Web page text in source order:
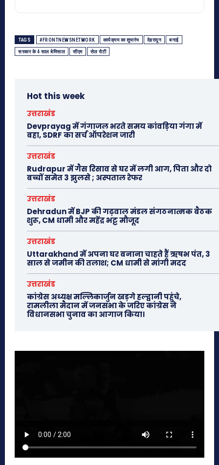
TAGS #FRONTNEWSNETWORK कार्यक्रम का शुभारंभ देहरादून बनाई
सरकार के 4 साल बेमिसाल सीएम सेल रोटी
Hot this week
उत्तराखंड
Devprayag में गंगाजल भरते समय कांवड़िया गंगा में
बहा, SDRF का सर्च ऑपरेशन जारी
उत्तराखंड
Rudrapur में गैस रिसाव से घर में लगी आग, पिता और दो
बच्चों समेत 3 झुलसे ; अस्पताल रेफर
उत्तराखंड
Dehradun में BJP की गढ़वाल मंडल संगठनात्मक बैठक
शुरू, CM धामी और महेंद्र भट्ट मौजूद
उत्तराखंड
Uttarakhand में अपना घर बनाना चाहते हैं ऋषभ पंत, 3
साल से जमीन की तलाश; CM धामी से मांगी मदद
उत्तराखंड
कांग्रेस अध्यक्ष मल्लिकार्जुन खड़गे हल्द्वानी पहुंचे,
रामलीला मैदान में जनसभा के जरिए कांग्रेस ने
विधानसभा चुनाव का आगाज किया।